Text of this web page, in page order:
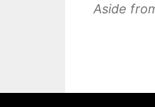
Aside